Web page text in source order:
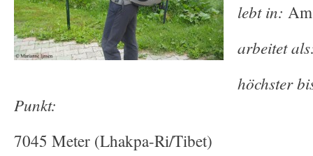
lebt in:
arbeitet
höchster
Punkt:
7045 Meter (Lhakpa-Ri/Tibet)